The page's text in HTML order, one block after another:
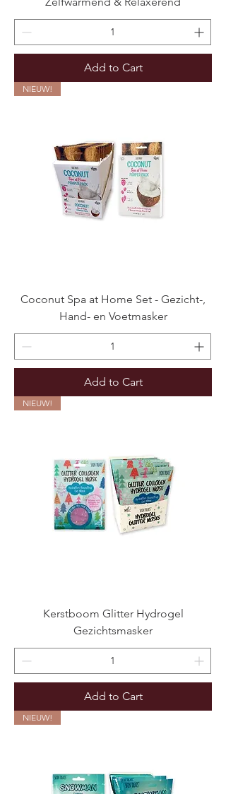
Add to Cart
NIEUW!
Coconut Spa at Home Set - Gezicht-,
Hand- en Voetmasker
Add to Cart
NIEUW!
Kerstboom Glitter Hydrogel
Gezichtsmasker
Add to Cart
NIEUW!